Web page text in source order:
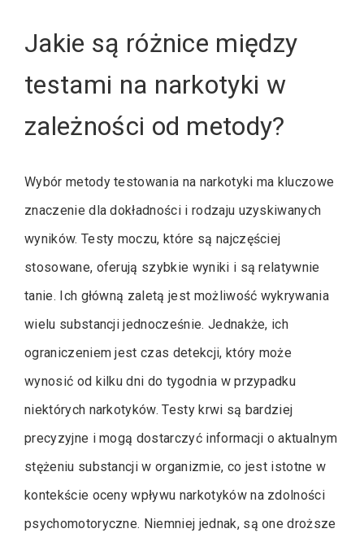
Jakie są różnice między
testami na narkotyki w
zależności od metody?
Wybór metody testowania na narkotyki ma kluczowe
znaczenie dla dokładności i rodzaju uzyskiwanych
wyników. Testy moczu, które są najczęściej
stosowane, oferują szybkie wyniki i są relatywnie
tanie. Ich główną zaletą jest możliwość wykrywania
wielu substancji jednocześnie. Jednakże, ich
ograniczeniem jest czas detekcji, który może
wynosić od kilku dni do tygodnia w przypadku
niektórych narkotyków. Testy krwi są bardziej
precyzyjne i mogą dostarczyć informacji o aktualnym
stężeniu substancji w organizmie, co jest istotne w
kontekście oceny wpływu narkotyków na zdolności
psychomotoryczne. Niemniej jednak, są one droższe